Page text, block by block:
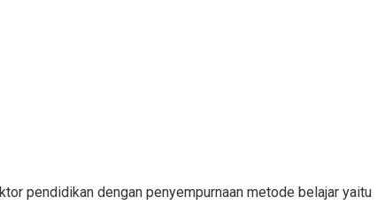
pendidikan dengan penyempurnaan metode belajar yaitu